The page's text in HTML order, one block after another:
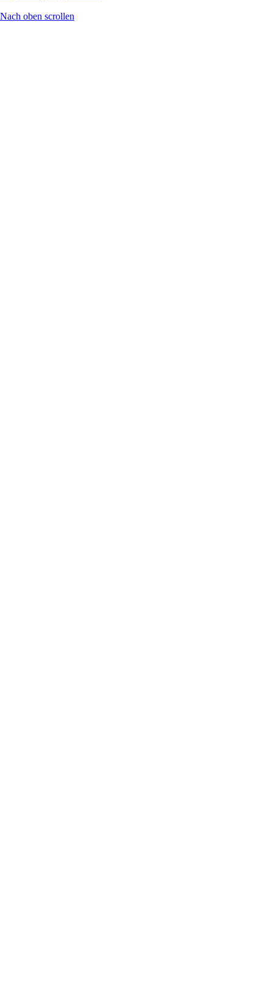
Nach oben scrollen